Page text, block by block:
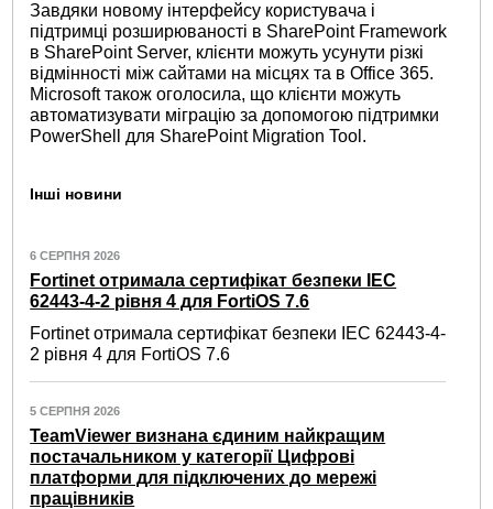
Завдяки новому інтерфейсу користувача і
підтримці розширюваності в SharePoint Framework
в SharePoint Server, клієнти можуть усунути різкі
відмінності між сайтами на місцях та в Office 365.
Microsoft також оголосила, що клієнти можуть
автоматизувати міграцію за допомогою підтримки
PowerShell для SharePoint Migration Tool.
Інші новини
6 СЕРПНЯ 2026
Fortinet отримала сертифікат безпеки IEC
62443-4-2 рівня 4 для FortiOS 7.6
Fortinet отримала сертифікат безпеки IEC 62443-4-
2 рівня 4 для FortiOS 7.6
5 СЕРПНЯ 2026
TeamViewer визнана єдиним найкращим
постачальником у категорії Цифрові
платформи для підключених до мережі
працівників